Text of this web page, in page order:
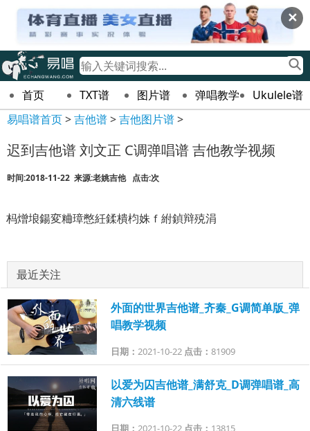
✕
首页 TXT谱 图片谱 弹唱教学
Ukulele谱
易唱谱首页>吉他谱>吉他图片谱>
迟到吉他谱 刘文正 C调弹唱谱 吉他教学视频
时间:2018-11-22 来源:老姚吉他 点击:次
杩熷埌鍚変粬璋憋紝鍒樻枃姝ｆ紨鍞辩殑涓
最近关注
外面的世界吉他谱_齐秦_G调简单版_弹
唱教学视频
日期： 2021-10-22 点击： 81909
以爱为囚吉他谱_满舒克_D调弹唱谱_高
清六线谱
日期： 2021-10-22 点击： 13815